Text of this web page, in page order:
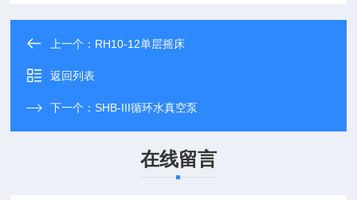
上一个： RH10-12单层摇床
返回列表
下一个：SHB-III循环水真空泵
在线留言